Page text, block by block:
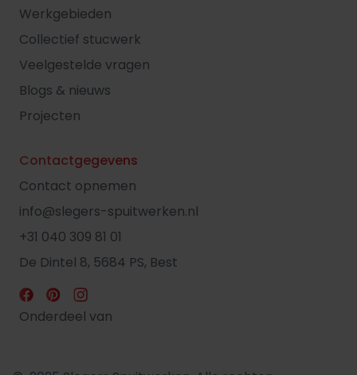
Werkgebieden
Collectief stucwerk
Veelgestelde vragen
Blogs & nieuws
Projecten
Contactgegevens
Contact opnemen
info@slegers-spuitwerken.nl
+31 040 309 81 01
De Dintel 8, 5684 PS, Best
Onderdeel van